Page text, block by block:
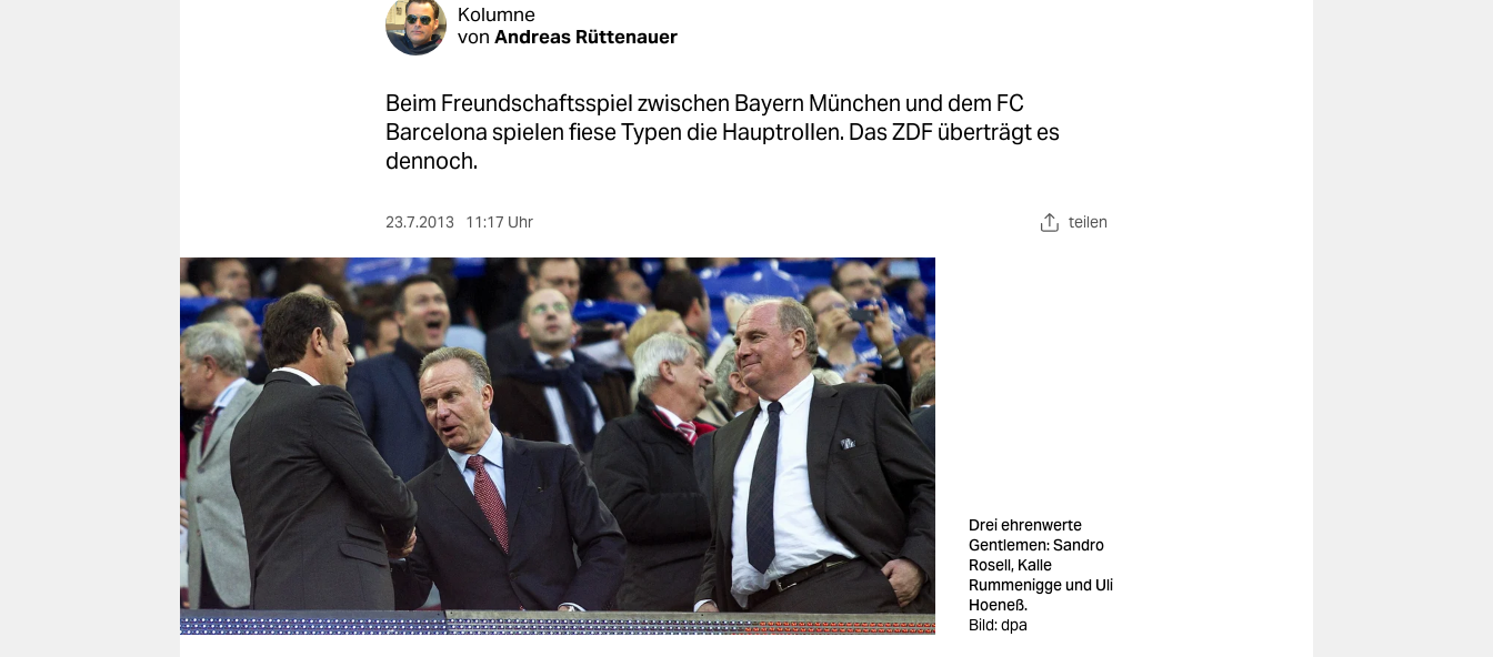
verlag
verlag
veranstaltungen
shop
fragen & hilfe
unterstützen
abo
genossenschaft
epaper login
Kolumne
von Andreas Rüttenauer
Beim Freundschaftsspiel zwischen Bayern München und dem FC
Barcelona spielen fiese Typen die Hauptrollen. Das ZDF überträgt es
dennoch.
23.7.2013 11:17 Uhr teilen
Drei ehrenwerte
Gentlemen: Sandro
Rosell, Kalle
Rummenigge und Uli
Hoeneß.
Bild: dpa